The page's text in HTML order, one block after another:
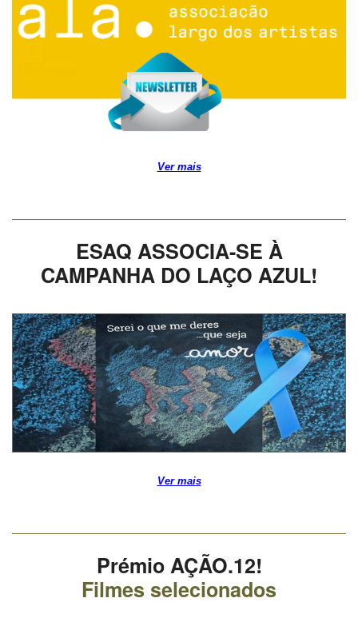
Ver mais
ESAQ ASSOCIA-SE À
CAMPANHA DO LAÇO AZUL!
Ver mais
Prémio AÇÃO.12!
Filmes selecionados